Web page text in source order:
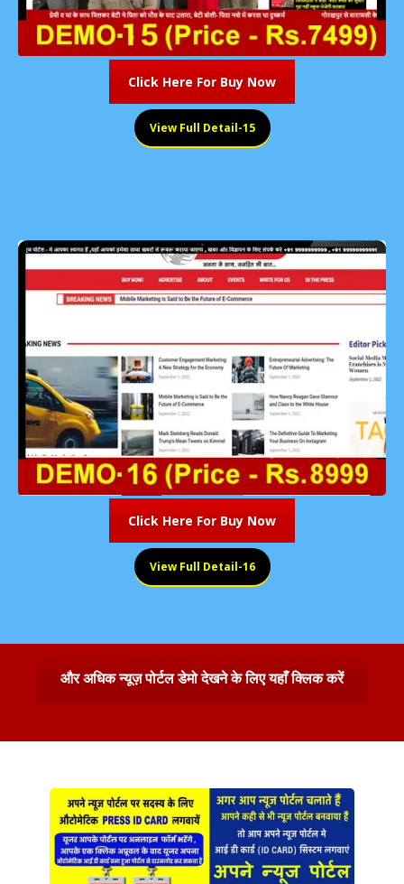
Click Here For Buy Now
View Full Detail-15
Click Here For Buy Now
View Full Detail-16
और अधिक न्यूज़ पोर्टल डेमो देखने के लिए यहाँ क्लिक करें